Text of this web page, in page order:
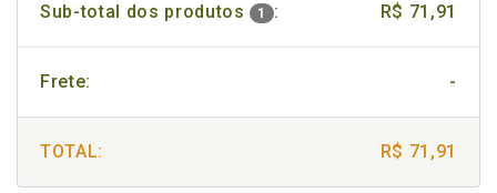
Sub-total dos produtos 1 : R$ 71,91
Frete: -
TOTAL: R$ 71,91